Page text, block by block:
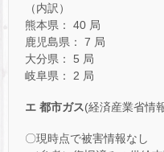
（内訳）
熊本県： 40 局
鹿児島県： 7 局
大分県： 5 局
岐阜県： 2 局
エ 都市ガス(経済産業省情
〇現時点で被害情報なし